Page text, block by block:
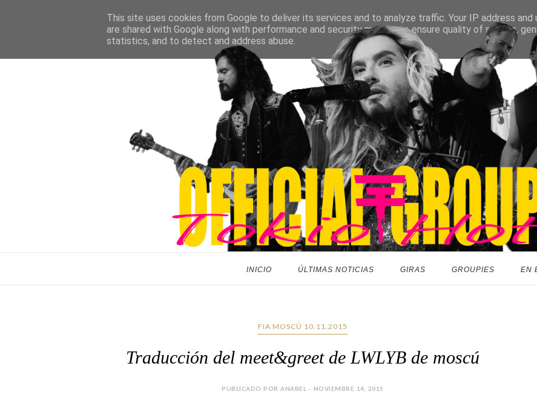
INICIO ÚLTIMAS NOTICIAS GIRAS GROUPIES EN
FIA MOSCÚ 10.11.2015
Traducción del meet&greet de LWLYB de moscú
PUBLICADO POR ANABEL - NOVIEMBRE 14, 2015
This site uses cookies from Google to deliver its services and to analyze traffic. Your IP address and
are shared with Google along with performance and security metrics to ensure quality of service,
statistics, and to detect and address abuse.